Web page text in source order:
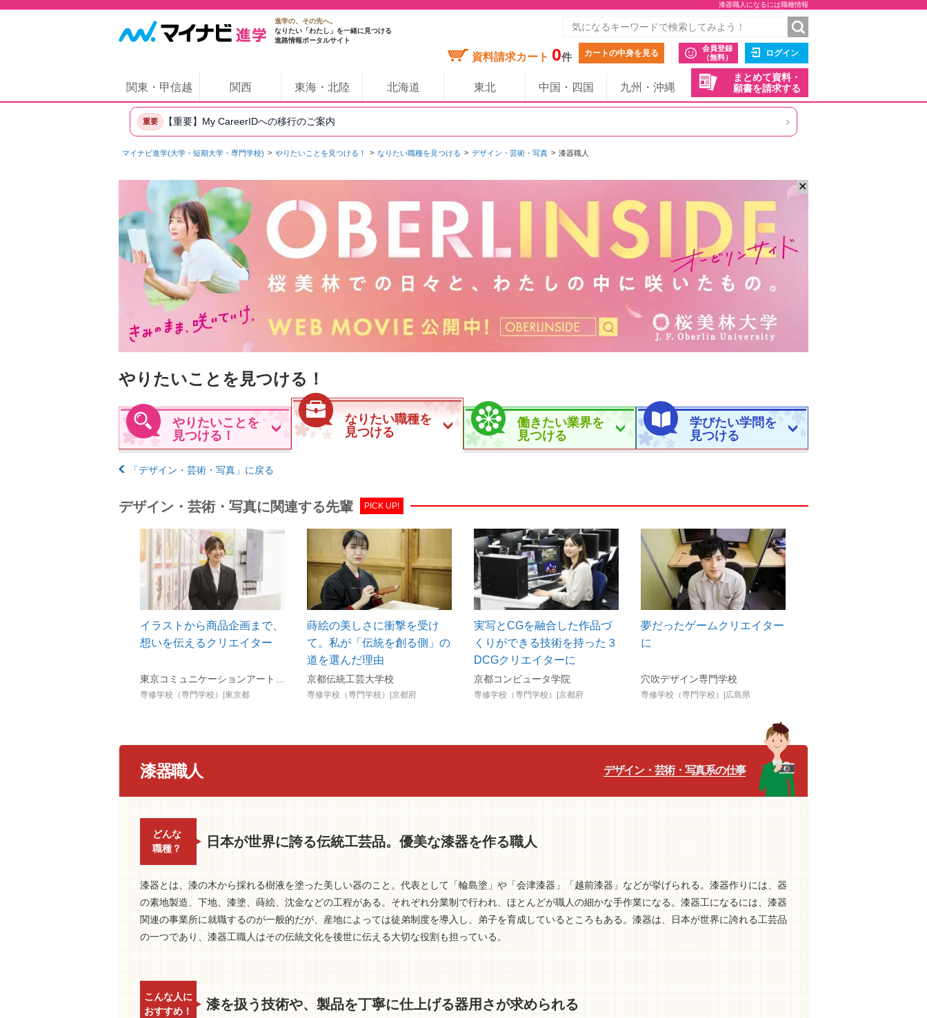
漆器職人になるには職種情報
進学の、その先へ。
なりたい「わたし」を一緒に見つける
進路情報ポータルサイト
資料請求カート 0件 カートの中身を見る
会員登録
（無料）
ログイン
まとめて資料・
願書を請求する
関東・甲信越 関西 東海・北陸 北海道 東北 中国・四国 九州・沖縄
重要 【重要】My CareerIDへの移行のご案内 ›
マイナビ進学(大学・短期大学・専門学校) やりたいことを見つける！ なりたい職種を見つける デザイン・芸術・写真 漆器職人
✕
やりたいことを見つける！
やりたいことを
見つける！
なりたい職種を
見つける
働きたい業界を
見つける
学びたい学問を
見つける
「デザイン・芸術・写真」に戻る
デザイン・芸術・写真に関連する先輩 PICK UP!
イラストから商品企画まで、
想いを伝えるクリエイター
東京コミュニケーションアート専門学校（マンガ・イラスト・アニメ・ゲーム・3DCG・グラフィック・VTuber・AI／IT）
専修学校（専門学校）|東京都
蒔絵の美しさに衝撃を受け
て。私が「伝統を創る側」の
道を選んだ理由
京都伝統工芸大学校
専修学校（専門学校）|京都府
実写とCGを融合した作品づ
くりができる技術を持った３
DCGクリエイターに
京都コンピュータ学院
専修学校（専門学校）|京都府
夢だったゲームクリエイター
に
穴吹デザイン専門学校
専修学校（専門学校）|広島県
漆器職人 デザイン・芸術・写真系の仕事
どんな
職種？
日本が世界に誇る伝統工芸品。優美な漆器を作る職人
漆器とは、漆の木から採れる樹液を塗った美しい器のこと。代表として「輪島塗」や「会津漆器」「越前漆器」などが挙げられる。漆器作りには、器
の素地製造、下地、漆塗、蒔絵、沈金などの工程がある。それぞれ分業制で行われ、ほとんどが職人の細かな手作業になる。漆器工になるには、漆器
関連の事業所に就職するのが一般的だが、産地によっては徒弟制度を導入し、弟子を育成しているところもある。漆器は、日本が世界に誇れる工芸品
の一つであり、漆器工職人はその伝統文化を後世に伝える大切な役割も担っている。
こんな人に
おすすめ！
漆を扱う技術や、製品を丁寧に仕上げる器用さが求められる